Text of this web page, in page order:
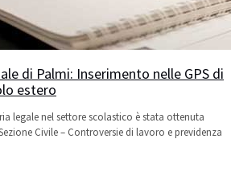
di Palmi: Inserimento nelle GPS di
estero
legale nel settore scolastico è stata ottenuta
Civile – Controversie di lavoro e previdenza